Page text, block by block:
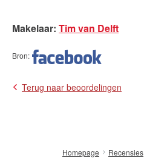
Maak een afspraak
RE/MAX Makelaarsgilde
makelaarsgilde@remax.nl
English?
Makelaar: Tim van Delft
Bron:
Terug naar beoordelingen
Homepage Recensies